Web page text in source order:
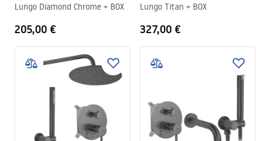
Lungo Diamond Chrome + BOX
205,00 €
Lungo Titan + BOX
327,00 €